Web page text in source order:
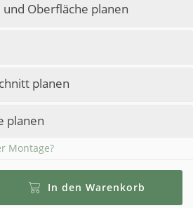
Oberfläche planen
planen
planen
Montage?
In den Warenkorb